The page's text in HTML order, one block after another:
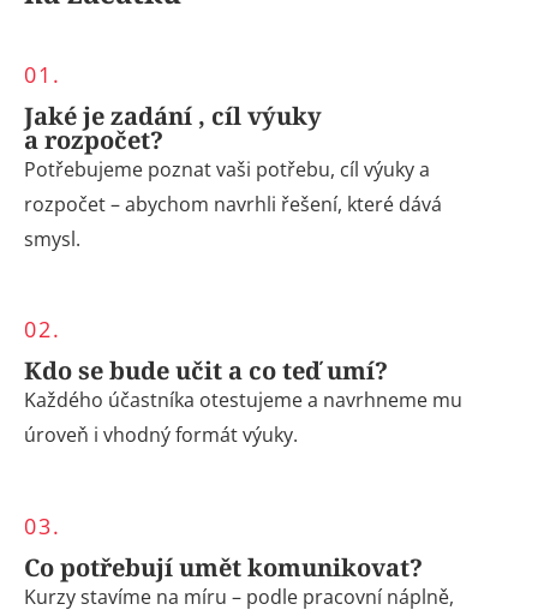
01.
Jaké je zadání , cíl výuky
a rozpočet?
Potřebujeme poznat vaši potřebu, cíl výuky a
rozpočet – abychom navrhli řešení, které dává
smysl.
02.
Kdo se bude učit a co teď umí?
Každého účastníka otestujeme a navrhneme mu
úroveň i vhodný formát výuky.
03.
Co potřebují umět komunikovat?
Kurzy stavíme na míru – podle pracovní náplně,